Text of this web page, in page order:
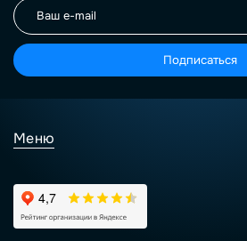
Подписаться
Меню